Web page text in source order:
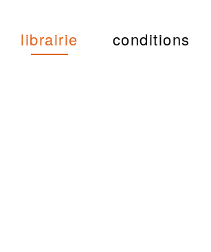
librairie conditions